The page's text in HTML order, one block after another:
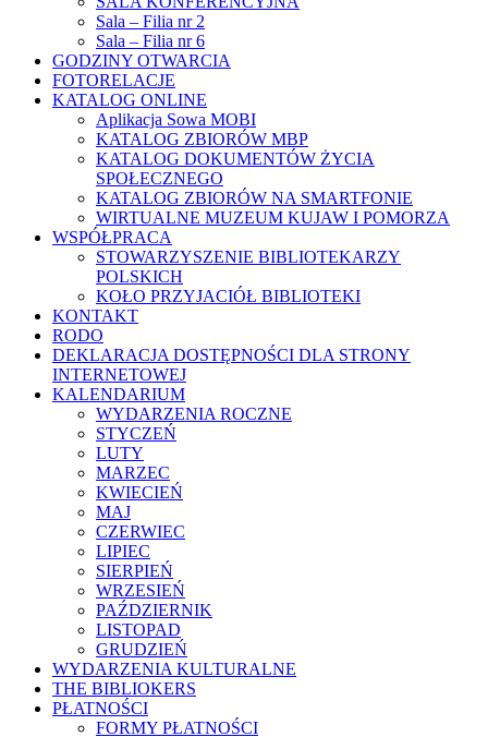
Sala – Filia nr 2
Sala – Filia nr 6
GODZINY OTWARCIA
FOTORELACJE
KATALOG ONLINE
Aplikacja Sowa MOBI
KATALOG ZBIORÓW MBP
KATALOG DOKUMENTÓW ŻYCIA
SPOŁECZNEGO
KATALOG ZBIORÓW NA SMARTFONIE
WIRTUALNE MUZEUM KUJAW I POMORZA
WSPÓŁPRACA
STOWARZYSZENIE BIBLIOTEKARZY
POLSKICH
KOŁO PRZYJACIÓŁ BIBLIOTEKI
KONTAKT
RODO
DEKLARACJA DOSTĘPNOŚCI DLA STRONY
INTERNETOWEJ
KALENDARIUM
WYDARZENIA ROCZNE
STYCZEŃ
LUTY
MARZEC
KWIECIEŃ
MAJ
CZERWIEC
LIPIEC
SIERPIEŃ
WRZESIEŃ
PAŹDZIERNIK
LISTOPAD
GRUDZIEŃ
WYDARZENIA KULTURALNE
THE BIBLIOKERS
PŁATNOŚCI
FORMY PŁATNOŚCI